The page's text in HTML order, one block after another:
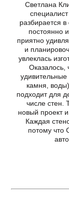
Светлана
разбирается
постоянно
приятно
и
увлеклась
Оказалось,
удивительные
камня,
подходит для
числе стен.
новый проект
Каждая
потому что